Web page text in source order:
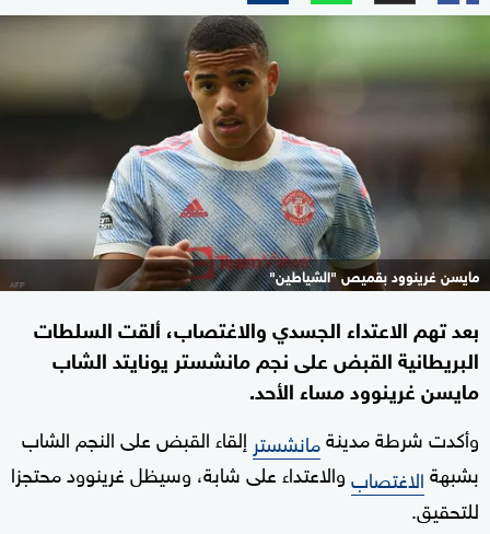
مايسن غرينوود بقميص "الشياطين"
بعد تهم الاعتداء الجسدي والاغتصاب، ألقت السلطات
البريطانية القبض على نجم مانشستر يونايتد الشاب
مايسن غرينوود مساء الأحد.
وأكدت شرطة مدينةمانشستر إلقاء القبض على النجم الشاب
بشبهةالاغتصابوالاعتداء على شابة، وسيظل غرينوود محتجزا
للتحقيق.